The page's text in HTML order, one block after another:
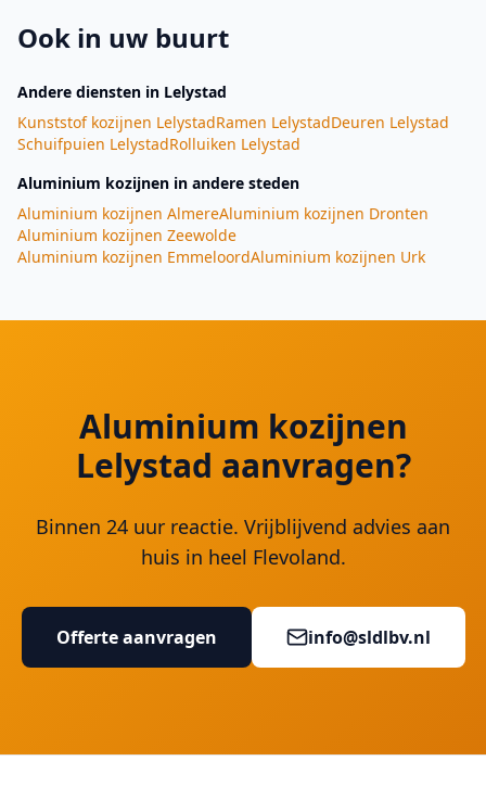
Ook in uw buurt
Andere diensten in Lelystad
Kunststof kozijnen LelystadRamen LelystadDeuren Lelystad
Schuifpuien LelystadRolluiken Lelystad
Aluminium kozijnen in andere steden
Aluminium kozijnen AlmereAluminium kozijnen Dronten
Aluminium kozijnen Zeewolde
Aluminium kozijnen EmmeloordAluminium kozijnen Urk
Aluminium kozijnen
Lelystad aanvragen?
Binnen 24 uur reactie. Vrijblijvend advies aan
huis in heel Flevoland.
Offerte aanvragen info@sldlbv.nl